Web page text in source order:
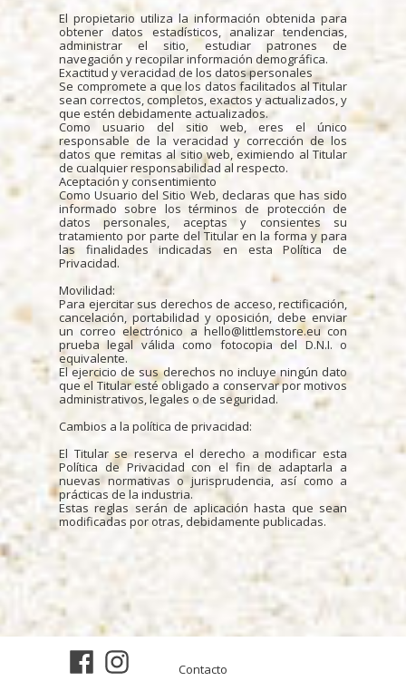
El propietario utiliza la información obtenida para
obtener datos estadísticos, analizar tendencias,
administrar el sitio, estudiar patrones de
navegación y recopilar información demográfica.
Exactitud y veracidad de los datos personales
Se compromete a que los datos facilitados al Titular
sean correctos, completos, exactos y actualizados, y
que estén debidamente actualizados.
Como usuario del sitio web, eres el único
responsable de la veracidad y corrección de los
datos que remitas al sitio web, eximiendo al Titular
de cualquier responsabilidad al respecto.
Aceptación y consentimiento
Como Usuario del Sitio Web, declaras que has sido
informado sobre los términos de protección de
datos personales, aceptas y consientes su
tratamiento por parte del Titular en la forma y para
las finalidades indicadas en esta Política de
Privacidad.
Movilidad:
Para ejercitar sus derechos de acceso, rectificación,
cancelación, portabilidad y oposición, debe enviar
un correo electrónico a hello@littlemstore.eu con
prueba legal válida como fotocopia del D.N.I. o
equivalente.
El ejercicio de sus derechos no incluye ningún dato
que el Titular esté obligado a conservar por motivos
administrativos, legales o de seguridad.
Cambios a la política de privacidad:
El Titular se reserva el derecho a modificar esta
Política de Privacidad con el fin de adaptarla a
nuevas normativas o jurisprudencia, así como a
prácticas de la industria.
Estas reglas serán de aplicación hasta que sean
modificadas por otras, debidamente publicadas.
Contacto